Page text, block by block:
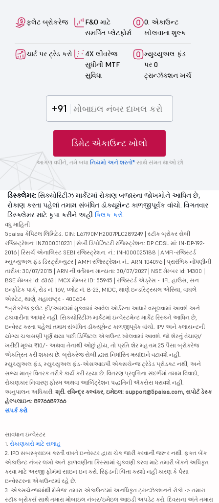
ફ્લેટ બ્રોકરેજ
F&O માટે
સમર્પિત પ્લેટફોર્મ
0. એકાઉન્ટ
ખોલવાના શુલ્ક
ચાર્ટ પર ટ્રેડ કરો
4X લીવરેજ
સુધીની MTF
સુવિધા
મ્યુચ્યુઅલ ફંડ
પર 0
ટ્રાન્ઝૅક્શન ખર્ચ
+91
ડિમેટ એકાઉન્ટ ખોલો
આગળ વધીને, તમે બધા નિયમો અને શરતો*સાથે સંમત થાઓ છો
ડિસ્ક્લેમર: સિક્યોરિટીઝ માર્કેટમાં રોકાણ બજારના જોખમોને આધિન છે,
રોકાણ કરતા પહેલાં તમામ સંબંધિત ડૉક્યૂમેન્ટ કાળજીપૂર્વક વાંચો. વિગતવાર
ડિસ્ક્લેમર માટે કૃપા કરીને અહીં ક્લિક કરો.
વધુ માહિતી
5paisa કેપિટલ લિમિટેડ. CIN: L67190MH2007PLC289249 | સ્ટૉક બ્રોકર સેબી
રજિસ્ટ્રેશન: INZ000010231 | સેબી ડિપોઝિટરી રજિસ્ટ્રેશન: DP CDSL માં: IN-DP-192-
2016 | રિસર્ચ એનાલિસ્ટ SEBI રજિસ્ટ્રેશન. નં.: INH000025188 | AMFI-રજિસ્ટર્ડ
મ્યુચ્યુઅલ ફંડ ડિસ્ટ્રીબ્યુટર | AMFI રજિસ્ટ્રેશન નં.: ARN-104096 | પ્રારંભિક નોંધણીની
તારીખ: 30/07/2015 | ARN ની વર્તમાન માન્યતા: 30/07/2027 | NSE મેમ્બર id: 14300 |
BSE મેમ્બર id: 6363 | MCX મેમ્બર ID: 55945 | રજિસ્ટર્ડ ઍડ્રેસ - IIFL હાઉસ, સન
ઇન્ફોટેક પાર્ક, રોડ નં. 16V, પ્લોટ નં. B-23, MIDC, થાણે ઇન્ડસ્ટ્રિયલ એરિયા, વાઘલે
એસ્ટેટ, થાણે, મહારાષ્ટ્ર - 400604
*બ્રોકરેજ ફ્લેટ ફી/અમલમાં મુકવામાં આવેલ ઑર્ડરના આધારે વસૂલવામાં આવશે અને
ટકાવારીના આધારે નહીં. સિક્યોરિટીઝ માર્કેટમાં ઇન્વેસ્ટમેન્ટ માર્કેટ રિસ્કને આધિન છે,
ઇન્વેસ્ટ કરતા પહેલાં તમામ સંબંધિત ડૉક્યૂમેન્ટ કાળજીપૂર્વક વાંચો. IPV અને ક્લાયન્ટની
યોગ્ય ચકાસણી પૂર્ણ થયા પછી ડિજિટલ એકાઉન્ટ ખોલવામાં આવશે. જો શેરનું વેચાણ/
ખરીદી મૂલ્ય ₹10/- અથવા તેનાથી ઓછું હોય, તો પ્રતિ શેર મહત્તમ 25 પૈસા બ્રોકરેજ
એકત્રિત કરી શકાય છે. બ્રોકરેજ સેબી દ્વારા નિર્ધારિત મર્યાદાને વટાવશે નહીં.
મ્યુચ્યુઅલ ફંડ, મ્યુચ્યુઅલ ફંડ-એસઆઇપી એક્સચેન્જ ટ્રેડેડ પ્રૉડક્ટ નથી, અને
સભ્ય માત્ર વિતરક તરીકે કાર્ય કરી રહ્યા છે. વિતરણ પ્રવૃત્તિના સંદર્ભમાં તમામ વિવાદો,
રોકાણકાર નિવારણ ફોરમ અથવા આર્બિટ્રેશન પદ્ધતિની ઍક્સેસ ધરાવશે નહીં.
અનુપાલન અધિકારી: શ્રી. રવિન્દ્ર કલ્વંકર, ઇમેઇલ: support@5paisa.com, સપોર્ટ ડેસ્ક
હેલ્પલાઇન: 8976689766
સંપર્ક કરો
સાવધાન ઇન્વેસ્ટર
1. રોકાણકારો માટે સલાહ
2. IPO સબસ્ક્રાઇબ કરતી વખતે ઇન્વેસ્ટર દ્વારા ચેક જારી કરવાની જરૂર નથી. ફક્ત બેંક
એકાઉન્ટ નંબર લખો અને ફાળવણીના કિસ્સામાં ચુકવણી કરવા માટે તમારી બેંકને અધિકૃત
કરવા માટે અરજી ફોર્મમાં સાઇન ઇન કરો. રિફંડની ચિંતા કરશો નહીં કારણ કે પૈસા
ઇન્વેસ્ટરના એકાઉન્ટમાં રહે છે.
3. એક્સચેન્જમાંથી મેસેજ: તમારા એકાઉન્ટમાં અનધિકૃત ટ્રાન્ઝૅક્શનને રોકો -> તમારા
સ્ટૉક બ્રોકર્સ સાથે તમારા મોબાઇલ નંબર/ઇમેઇલ આઇડી અપડેટ કરો. દિવસના અંતે તમારા